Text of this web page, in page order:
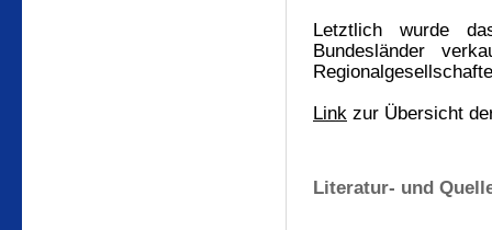
Letztlich wurde
Bundesländer
Link zur Übersicht
Literatur- und